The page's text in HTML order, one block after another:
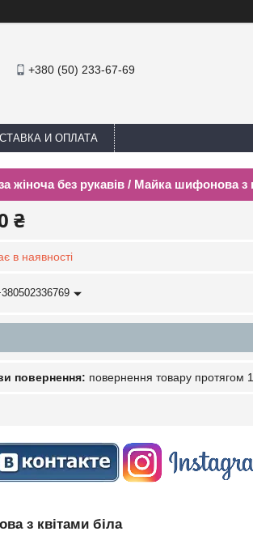
+380 (50) 233-67-69
И ОПЛАТА
жіноча без рукавів / Майка шифонова з
₴
в наявності
повернення товару протягом
з квітами біла